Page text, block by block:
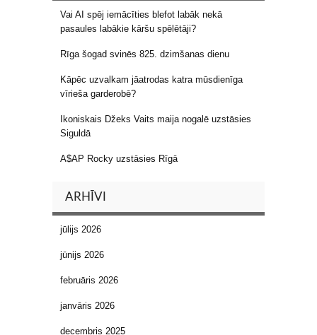
Vai AI spēj iemācīties blefot labāk nekā
pasaules labākie kāršu spēlētāji?
Rīga šogad svinēs 825. dzimšanas dienu
Kāpēc uzvalkam jāatrodas katra mūsdienīga
vīrieša garderobē?
Ikoniskais Džeks Vaits maija nogalē uzstāsies
Siguldā
A$AP Rocky uzstāsies Rīgā
ARHĪVI
jūlijs 2026
jūnijs 2026
februāris 2026
janvāris 2026
decembris 2025